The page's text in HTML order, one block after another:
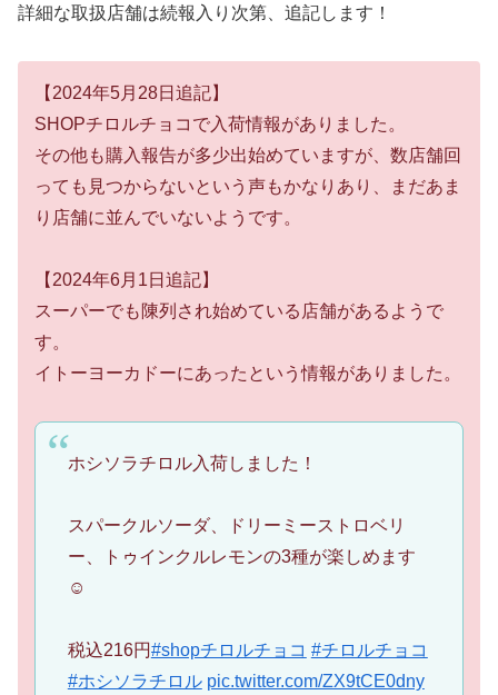
詳細な取扱店舗は続報入り次第、追記します！
【2024年5月28日追記】
SHOPチロルチョコで入荷情報がありました。
その他も購入報告が多少出始めていますが、数店舗回
っても見つからないという声もかなりあり、まだあま
り店舗に並んでいないようです。
【2024年6月1日追記】
スーパーでも陳列され始めている店舗があるようで
す。
イトーヨーカドーにあったという情報がありました。
ホシソラチロル入荷しました！
スパークルソーダ、ドリーミーストロベリ
ー、トゥインクルレモンの3種が楽しめます
☺️
税込216円#shopチロルチョコ #チロルチョコ
#ホシソラチロル pic.twitter.com/ZX9tCE0dny